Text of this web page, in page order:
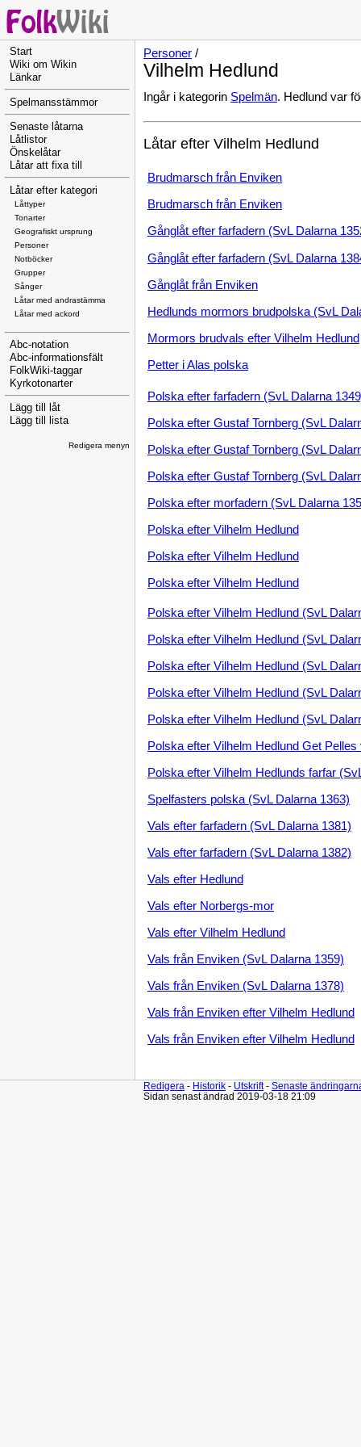
Start
Wiki om Wikin
Länkar
Spelmansstämmor
Senaste låtarna
Låtlistor
Önskelåtar
Låtar att fixa till
Låtar efter kategori
Låttyper
Tonarter
Geografiskt ursprung
Personer
Notböcker
Grupper
Sånger
Låtar med andrastämma
Låtar med ackord
Abc-notation
Abc-informationsfält
FolkWiki-taggar
Kyrkotonarter
Lägg till låt
Lägg till lista
Redigera menyn
Personer /
Vilhelm Hedlund
Ingår i kategorin Spelmän. Hedlund var
Låtar efter Vilhelm Hedlund
Brudmarsch från Enviken
Brudmarsch från Enviken
Gånglåt efter farfadern (SvL Dalarna
Gånglåt efter farfadern (SvL Dalarna
Gånglåt från Enviken
Hedlunds mormors brudpolska (SvL
Mormors brudvals efter Vilhelm Hedlund
Petter i Alas polska
Polska efter farfadern (SvL Dalarna
Polska efter Gustaf Tornberg (SvL
Polska efter Gustaf Tornberg (SvL
Polska efter Gustaf Tornberg (SvL
Polska efter morfadern (SvL Dalarna
Polska efter Vilhelm Hedlund
Polska efter Vilhelm Hedlund
Polska efter Vilhelm Hedlund
Polska efter Vilhelm Hedlund (SvL
Polska efter Vilhelm Hedlund (SvL
Polska efter Vilhelm Hedlund (SvL
Polska efter Vilhelm Hedlund (SvL
Polska efter Vilhelm Hedlund (SvL
Polska efter Vilhelm Hedlund Get
Polska efter Vilhelm Hedlunds farfar
Spelfasters polska (SvL Dalarna 1363)
Vals efter farfadern (SvL Dalarna 1381)
Vals efter farfadern (SvL Dalarna 1382)
Vals efter Hedlund
Vals efter Norbergs-mor
Vals efter Vilhelm Hedlund
Vals från Enviken (SvL Dalarna 1359)
Vals från Enviken (SvL Dalarna 1378)
Vals från Enviken efter Vilhelm Hedlund
Vals från Enviken efter Vilhelm Hedlund
Redigera - Historik - Utskrift- Senaste
Sidan senast ändrad 2019-03-18 21:09